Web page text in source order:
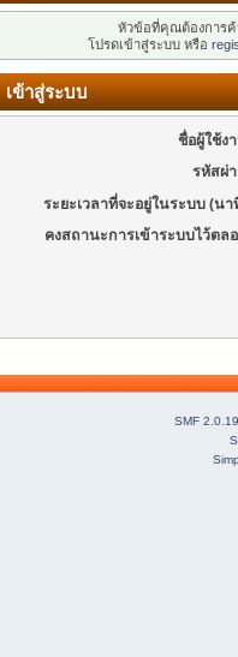
หัวข้อที่คุณต้องการ
โปรดเข้าสู่ระบบ หรือ
เข้าสู่ระบบ
ชื่อผู้ใช้ง
รหัสผ่
ระยะเวลาที่จะอยู่ในระบบ (นา
คงสถานะการเข้าระบบไว้ตล
SMF 2.0.19